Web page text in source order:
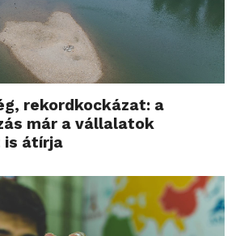
rekordkockázat: a
már a vállalatok
is átírja